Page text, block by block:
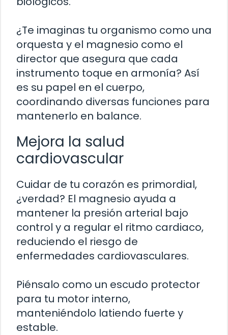
¿Te imaginas tu organismo como una
orquesta y el magnesio como el
director que asegura que cada
instrumento toque en armonía? Así
es su papel en el cuerpo,
coordinando diversas funciones para
mantenerlo en balance.
Mejora la salud
cardiovascular
Cuidar de tu corazón es primordial,
¿verdad? El magnesio ayuda a
mantener la presión arterial bajo
control y a regular el ritmo cardiaco,
reduciendo el riesgo de
enfermedades cardiovasculares.
Piénsalo como un escudo protector
para tu motor interno,
manteniéndolo latiendo fuerte y
estable.